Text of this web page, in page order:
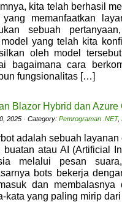
kita telah berhasil
yang memanfaatkan
sebuah
yang telah kita
oleh model
bagaimana cara
fungsionalitas […]
Blazor Hybrid dan Azure
2025 · Category: Pemrograman .NET,
adalah sebuah
buatan atau AI (Artificial
melalui pesan
bots bekerja
dan
kata yang paling mirip